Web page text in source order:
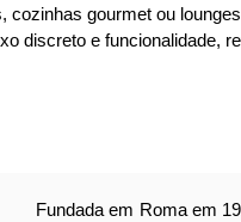
gourmet ou
discreto e funcionalidade,
Fundada em Roma em